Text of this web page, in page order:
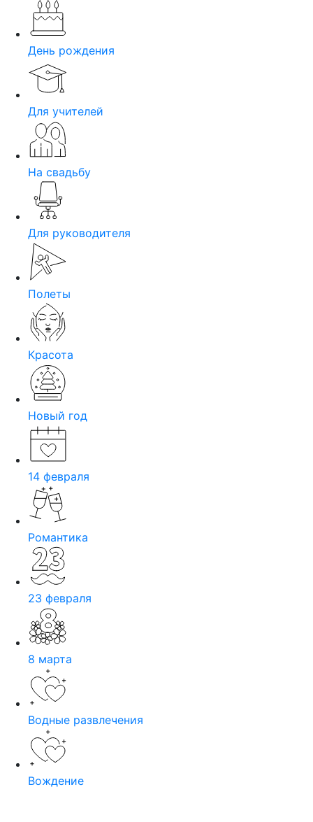
День рождения
Для учителей
На свадьбу
Для руководителя
Полеты
Красота
Новый год
14 февраля
Романтика
23 февраля
8 марта
Водные развлечения
Вождение